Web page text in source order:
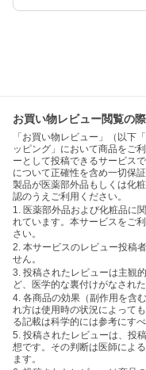
お買い物レビュー閲覧の
「お買い物レビュー」（以下
ッピング」において商品をご
ーとして投稿できるサービス
について正確性を含め一切保
製品が医薬部外品もしくは化
認のうえご利用ください。
1. 医薬部外品および化粧品に
れています。本サービスをご
さい。
2. 本サービスのレビュー投稿
せん。
3. 投稿されたレビューは主観
ど、医学的な裏付けがなされ
4. 各商品の効果（副作用を含
れ方は使用時の状況によって
る記載は科学的には参考にす
5. 投稿されたレビューは、投
想です。その判断は医師によ
ます。